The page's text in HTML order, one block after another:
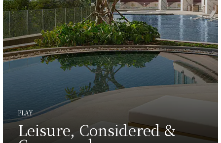
PLAY
Leisure, Considered &